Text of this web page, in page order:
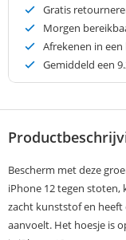
Gratis
Morgen
Afrekenen in
Gemiddeld een
Bescherm met deze
iPhone 12 tegen stoten,
zacht kunststof en
aanvoelt. Het hoesje is